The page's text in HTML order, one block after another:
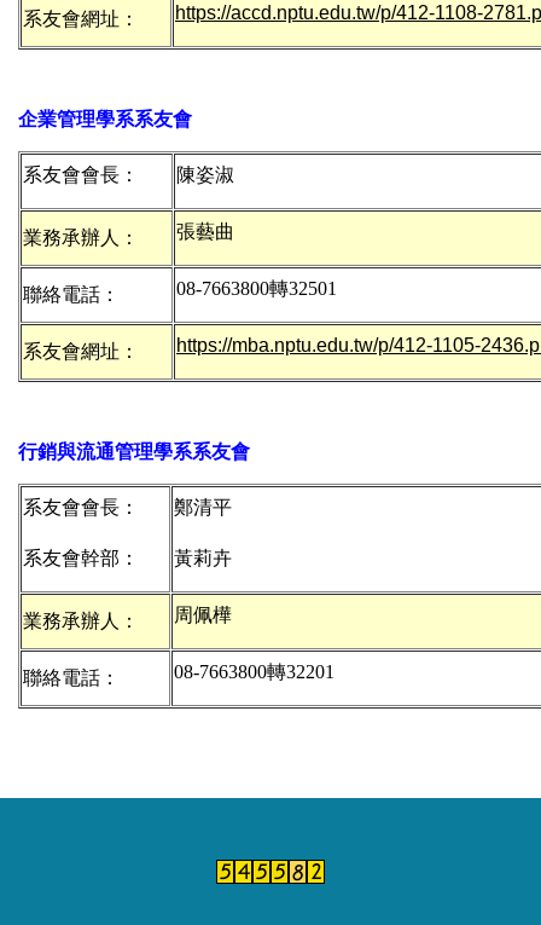
系友會網址： https://accd.nptu.edu.tw/p/412-1108-
企業管理學系系友會
系友會會長： 陳姿淑
業務承辦人： 張藝曲
聯絡電話： 08-7663800轉
系友會網址： https://mba.nptu.edu.tw/p/412-1105-
行銷與流通管理學系系友會
系友會會長：
系友會幹部：
鄭清平
黃莉卉
業務承辦人： 周佩樺
聯絡電話： 08-7663800